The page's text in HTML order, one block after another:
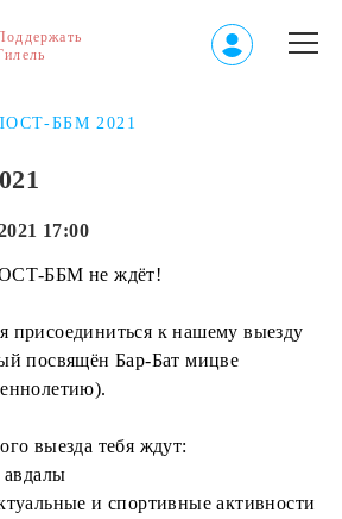
ББМ 2021
17:00
ББМ не ждёт!
присоединиться к нашему выезду
посвящён Бар-Бат мицве
выезда тебя ждут:
авдалы
и спортивные активности